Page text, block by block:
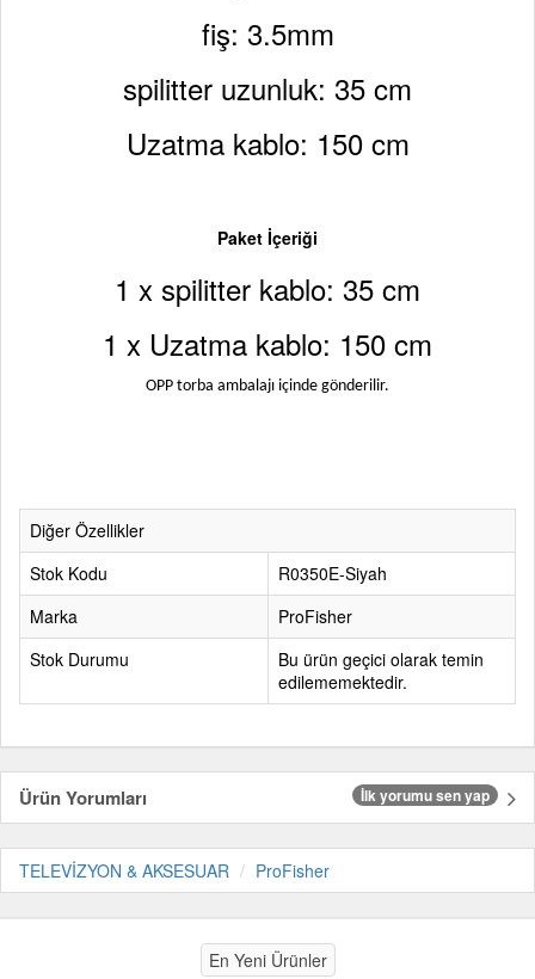
fiş: 3.5mm
spilitter uzunluk: 35 cm
Uzatma kablo: 150 cm
Paket İçeriği
1 x spilitter kablo: 35 cm
1 x Uzatma kablo: 150 cm
OPP torba ambalajı içinde gönderilir.
Diğer Özellikler
Stok Kodu
R0350E-Siyah
Marka
ProFisher
Stok Durumu
Bu ürün geçici olarak temin
edilememektedir.
Ürün Yorumları İlk yorumu sen yap
TELEVİZYON & AKSESUAR ProFisher
En Yeni Ürünler